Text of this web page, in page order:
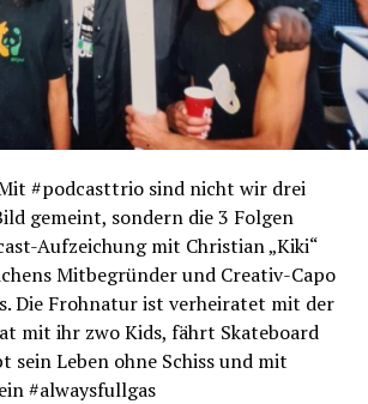
#podcasttrio sind nicht wir drei
gemeint, sondern die 3 Folgen
Aufzeichung mit Christian „Kiki“
Mitbegründer und Creativ-Capo
Die Frohnatur ist verheiratet mit der
mit ihr zwo Kids, fährt Skateboard
sein Leben ohne Schiss und mit
#alwaysfullgas